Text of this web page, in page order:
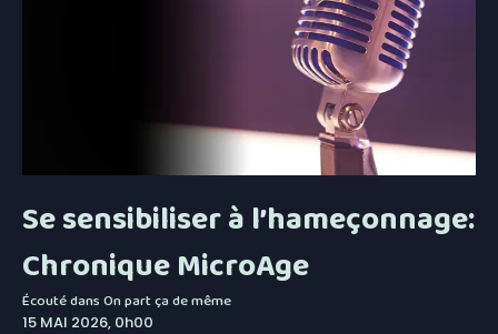
Se sensibiliser à l’hameçonnage:
Chronique MicroAge
Écouté dansOn part ça de même
15 MAI 2026, 0h00